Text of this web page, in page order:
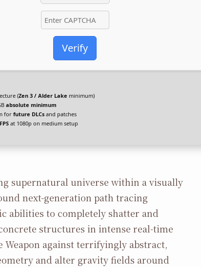
Verify
(Zen 3 / Alder Lake minimum)
absolute minimum
for future DLCs and patches
at 1080p on medium setup
supernatural universe within a visually
next-generation path tracing
abilities to completely shatter and
structures in intense real-time
against terrifyingly abstract,
and alter gravity fields around